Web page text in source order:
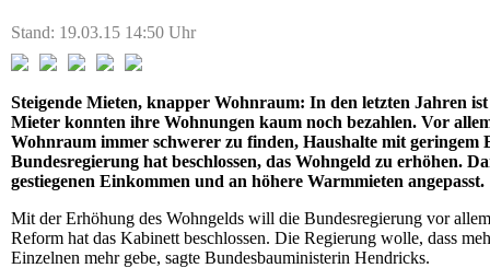
Stand: 19.03.15 14:50 Uhr
Steigende Mieten, knapper Wohnraum: In den letzten Jahren
Mieter konnten ihre Wohnungen kaum noch bezahlen. Vor
Wohnraum immer schwerer zu finden, Haushalte mit
Bundesregierung hat beschlossen, das Wohngeld zu erhöhen.
gestiegenen Einkommen und an höhere Warmmieten angepasst.
Mit der Erhöhung des Wohngelds will die Bundesregierung vor
Reform hat das Kabinett beschlossen. Die Regierung wolle, dass
Einzelnen mehr gebe, sagte Bundesbauministerin Hendricks.